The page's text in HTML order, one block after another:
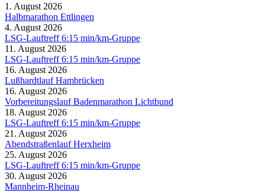
1. August 2026
Halbmarathon Ettlingen
4. August 2026
LSG-Lauftreff 6:15 min/km-Gruppe
11. August 2026
LSG-Lauftreff 6:15 min/km-Gruppe
16. August 2026
Lußhardtlauf Hambrücken
16. August 2026
Vorbereitungslauf Badenmarathon Lichtbund
18. August 2026
LSG-Lauftreff 6:15 min/km-Gruppe
21. August 2026
Abendstraßenlauf Herxheim
25. August 2026
LSG-Lauftreff 6:15 min/km-Gruppe
30. August 2026
Mannheim-Rheinau